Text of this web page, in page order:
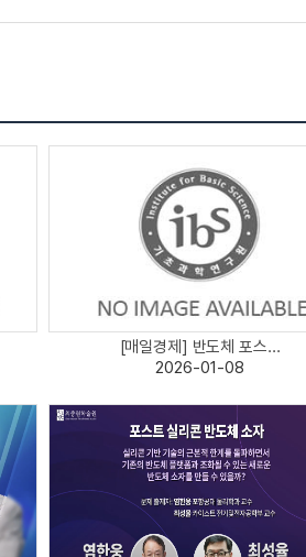
[매일경제] 반도체 포스...
2026-01-08